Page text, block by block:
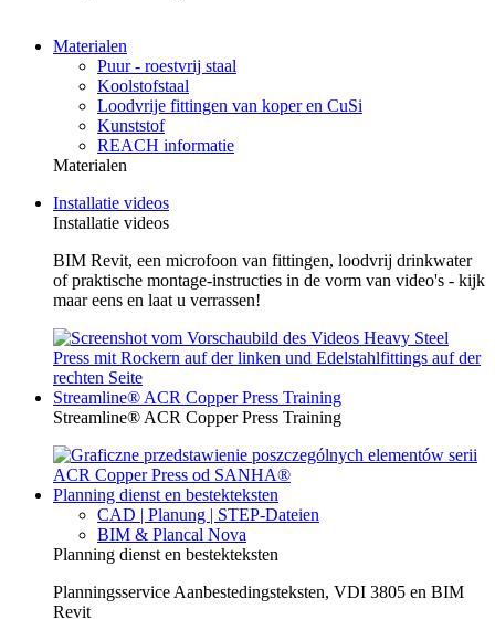
Materialen
Puur - roestvrij staal
Koolstofstaal
Loodvrije fittingen van koper en CuSi
Kunststof
REACH informatie
Materialen
Installatie videos
Installatie videos
BIM Revit, een microfoon van fittingen, loodvrij drinkwater
of praktische montage-instructies in de vorm van video's - kijk
maar eens en laat u verrassen!
Streamline® ACR Copper Press Training
Streamline® ACR Copper Press Training
Planning dienst en bestekteksten
CAD | Planung | STEP-Dateien
BIM & Plancal Nova
Planning dienst en bestekteksten
Planningsservice Aanbestedingsteksten, VDI 3805 en BIM
Revit